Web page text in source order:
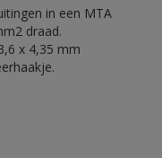
in een MTA
draad.
x 4,35 mm